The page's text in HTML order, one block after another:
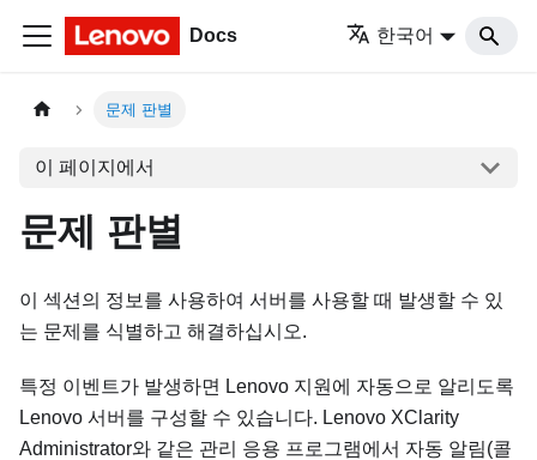
Docs 한국어
문제 판별
이 페이지에서
문제 판별
이 섹션의 정보를 사용하여 서버를 사용할 때 발생할 수 있
는 문제를 식별하고 해결하십시오.
특정 이벤트가 발생하면 Lenovo 지원에 자동으로 알리도록
Lenovo 서버를 구성할 수 있습니다. Lenovo XClarity
Administrator와 같은 관리 응용 프로그램에서 자동 알림(콜